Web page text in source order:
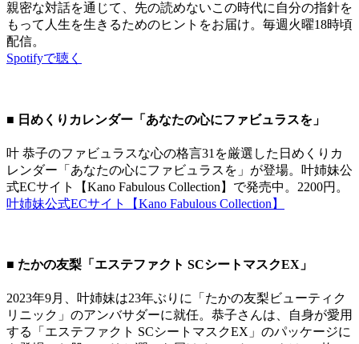
親密な対話を通じて、先の読めないこの時代に自分の指針を
もって人生を生きるためのヒントをお届け。毎週火曜18時頃
配信。
Spotifyで聴く
■ 日めくりカレンダー「あなたの心にファビュラスを」
叶 恭子のファビュラスな心の格言31を厳選した日めくりカ
レンダー「あなたの心にファビュラスを」が登場。叶姉妹公
式ECサイト【Kano Fabulous Collection】で発売中。2200円。
叶姉妹公式ECサイト【Kano Fabulous Collection】
■ たかの友梨「エステファクト SCシートマスクEX」
2023年9月、叶姉妹は23年ぶりに「たかの友梨ビューティク
リニック」のアンバサダーに就任。恭子さんは、自身が愛用
する「エステファクト SCシートマスクEX」のパッケージに